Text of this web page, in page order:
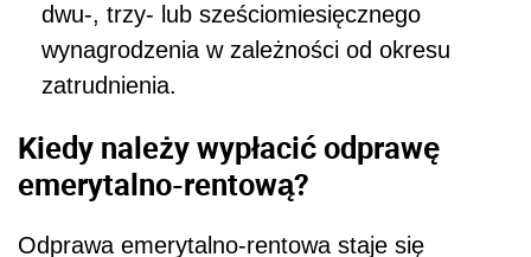
dwu-, trzy- lub sześciomiesięcznego
wynagrodzenia w zależności od okresu
zatrudnienia.
Kiedy należy wypłacić odprawę
emerytalno-rentową?
Odprawa emerytalno-rentowa staje się